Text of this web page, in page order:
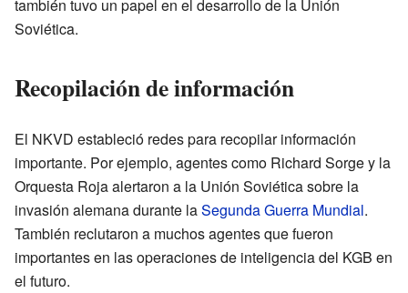
también tuvo un papel en el desarrollo de la Unión
Soviética.
Recopilación de información
El NKVD estableció redes para recopilar información
importante. Por ejemplo, agentes como Richard Sorge y la
Orquesta Roja alertaron a la Unión Soviética sobre la
invasión alemana durante laSegunda Guerra Mundial.
También reclutaron a muchos agentes que fueron
importantes en las operaciones de inteligencia del KGB en
el futuro.